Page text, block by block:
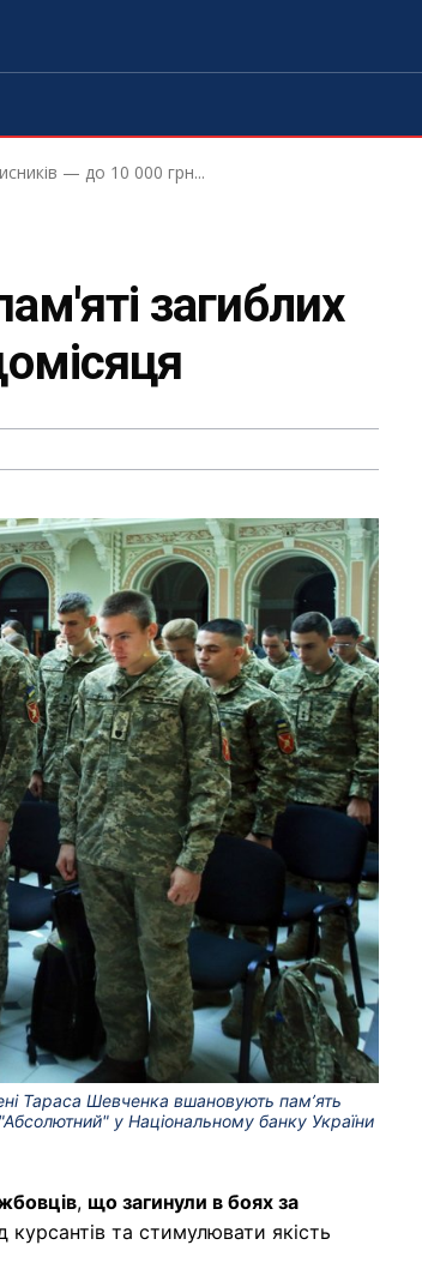
— до 10 000 грн...
загиблих
Тараса Шевченка вшановують памʼять
у Національному банку України
, що загинули в боях за
курсантів та стимулювати якість